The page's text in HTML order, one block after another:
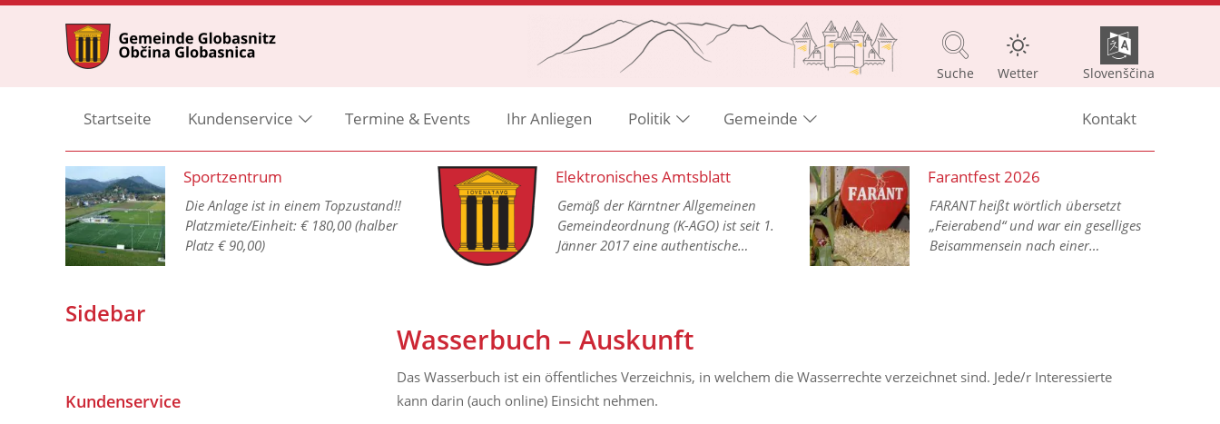
Suche Wetter Slovenščina
Startseite Kundenservice Termine & Events Ihr Anliegen Politik Gemeinde Kontakt
Sportzentrum
Die Anlage ist in einem Topzustand!!
Platzmiete/Einheit: € 180,00 (halber
Platz € 90,00)
Elektronisches Amtsblatt
Gemäß der Kärntner Allgemeinen
Gemeindeordnung (K-AGO) ist seit 1.
Jänner 2017 eine authentische
vorgesehen.
Farantfest 2026
FARANT heißt wörtlich übersetzt
„Feierabend“ und war ein geselliges
Beisammensein nach einer
Wasserbuch – Auskunft
Das Wasserbuch ist ein öffentliches Verzeichnis, in welchem die Wasserrechte verzeichnet sind. Jede/r Interessierte
kann darin (auch online) Einsicht nehmen.
Sidebar
Kundenservice